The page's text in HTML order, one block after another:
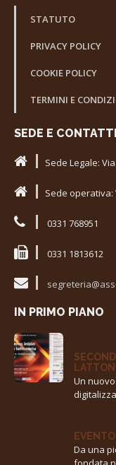
STATUTO
PRIVACY POLICY
COOKIE POLICY
TERMINI E
SEDE E CONTATTI
Sede Legale:
Sede operativa:
0331 768951
0331 1813612
IN PRIMO PIANO
Un
Da una